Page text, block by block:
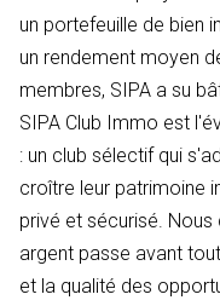
un portefeuille de bien
un rendement moyen
membres, SIPA a su
SIPA Club Immo est
: un club sélectif qui
croître leur patrimoine
privé et sécurisé.
argent passe avant
et la qualité des